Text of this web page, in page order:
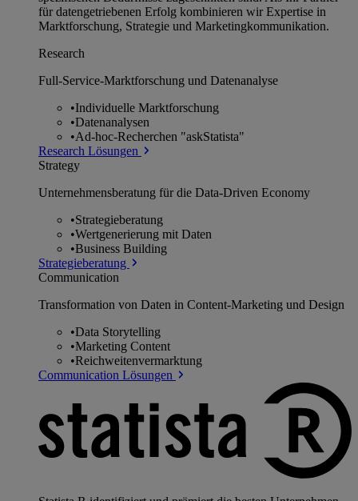
für datengetriebenen Erfolg kombinieren wir Expertise in
Marktforschung, Strategie und Marketingkommunikation.
Research
Full-Service-Marktforschung und Datenanalyse
•Individuelle Marktforschung
•Datenanalysen
•Ad-hoc-Recherchen "askStatista"
Research Lösungen
Strategy
Unternehmens­beratung für die Data-Driven Economy
•Strategieberatung
•Wertgenerierung mit Daten
•Business Building
Strategieberatung
Communication
Transformation von Daten in Content-Marketing und Design
•Data Storytelling
•Marketing Content
•Reichweitenvermarktung
Communication Lösungen